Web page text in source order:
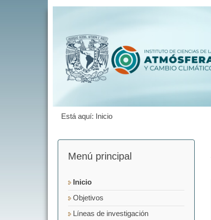
Está aquí: Inicio
Menú principal
Inicio
Objetivos
Líneas de investigación